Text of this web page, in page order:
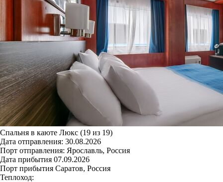
Спальня в каюте Люкс (19 из 19)
Дата отправления: 30.08.2026
Порт отправления: Ярославль, Россия
Дата прибытия 07.09.2026
Порт прибытия Саратов, Россия
Теплоход: